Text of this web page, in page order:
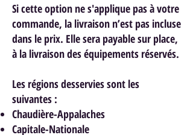
Si cette option ne s'applique pas à votre
commande, la livraison n’est pas incluse
dans le prix. Elle sera payable sur place,
à la livraison des équipements réservés.
Les régions desservies sont les
suivantes :
Chaudière-Appalaches
Capitale-Nationale